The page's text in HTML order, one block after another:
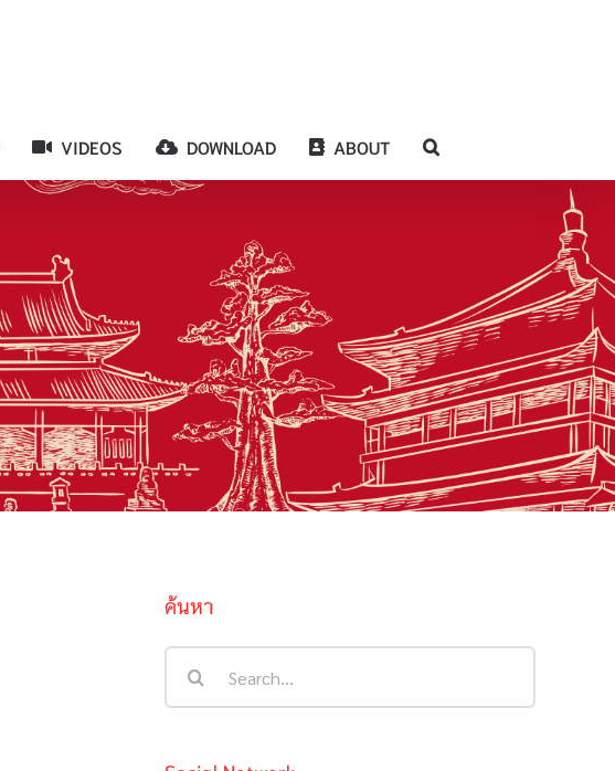
VIDEOS DOWNLOAD ABOUT
ค้นหา